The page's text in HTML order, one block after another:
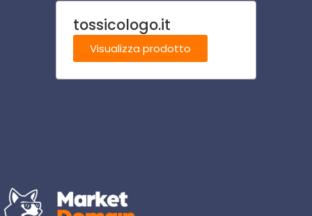
tossicologo.it
Visualizza prodotto